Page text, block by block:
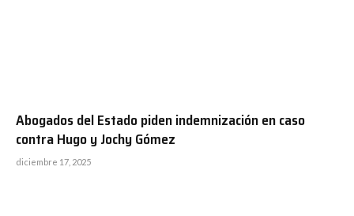
Abogados del Estado piden indemnización en caso
contra Hugo y Jochy Gómez
diciembre 17, 2025